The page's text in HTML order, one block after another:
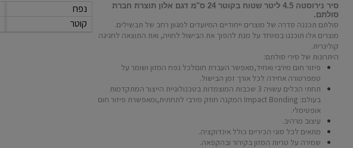
נפח
קוטר
סיר נירוסטה 4.5 ליטר שטוח בקוטר 24 ס"מ דגם אלון תוצרת חברת
סולתם.
סולתם תכננה סדרה של מוצרים ייחודיים המיועדים למגוון רחב של תבשילים.
מוצרים אלו תוכננו במיוחד על מנת להפוך את הבישול לחויה, ואת התוצאה לחגיגה
קולינרית.
היתרונות של סירי סולתם:
פיזור חום מירבי ואחיד,מאפשר העברת חוםלכל נפח המזון ושומר על
טמפרטורה אחידה לכל אורך זמן הבישול.
תחתי הכלים עשויה 3 שכבות המוצמדות בטכנולוגיית הייצור המתקדמות
בעולם: Impact Bonding המקנה חוזק מירבי לתחתית,ומאפשרת פיזור חום
אופטימלי.
עיצוב מרהיב.
מתאים לכל סוגי הכיריים כולל אינדוקציה.
שמירה על טריות המזון בקירור ובהקפאה.